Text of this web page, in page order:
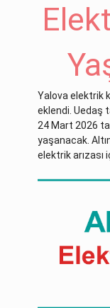
Yalova elektrik
eklendi. Uedaş
24 Mart 2026
yaşanacak.
elektrik